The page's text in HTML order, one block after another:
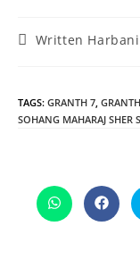
PostWritten
TAGS: GRANTH 7,
SOHANG MAHARAJ SHER
Opens
in
Opens
in